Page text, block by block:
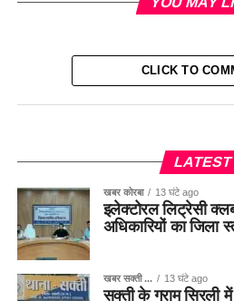
CLICK TO
LATEST
खबर कोरबा 13 घंटे ago
इलेक्टोरल लिट्रेसी
अधिकारियों का जिला
खबर सक्ती ... 13 घंटे ago
सक्ती के ग्राम